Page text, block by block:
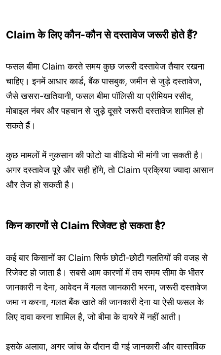
Claim के लिए कौन-कौन से दस्तावेज जरूरी होते हैं?
फसल बीमा Claim करते समय कुछ जरूरी दस्तावेज तैयार रखना
चाहिए। इनमें आधार कार्ड, बैंक पासबुक, जमीन से जुड़े दस्तावेज,
जैसे खसरा-खतियानी, फसल बीमा पॉलिसी या प्रीमियम रसीद,
मोबाइल नंबर और पहचान से जुड़े दूसरे जरूरी दस्तावेज शामिल हो
सकते हैं।
कुछ मामलों में नुकसान की फोटो या वीडियो भी मांगी जा सकती है।
अगर दस्तावेज पूरे और सही होंगे, तो Claim प्रक्रिया ज्यादा आसान
और तेज हो सकती है।
किन कारणों से Claim रिजेक्ट हो सकता है?
कई बार किसानों का Claim सिर्फ छोटी-छोटी गलतियों की वजह से
रिजेक्ट हो जाता है। सबसे आम कारणों में तय समय सीमा के भीतर
जानकारी न देना, आवेदन में गलत जानकारी भरना, जरूरी दस्तावेज
जमा न करना, गलत बैंक खाते की जानकारी देना या ऐसी फसल के
लिए दावा करना शामिल है, जो बीमा के दायरे में नहीं आती।
इसके अलावा, अगर जांच के दौरान दी गई जानकारी और वास्तविक